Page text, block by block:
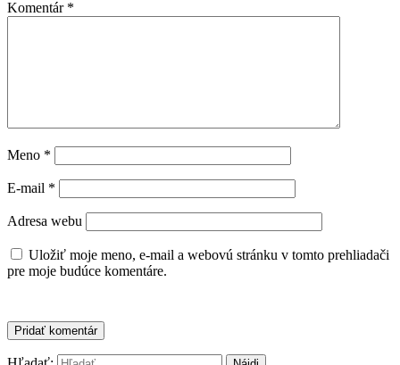
Komentár *
Meno *
E-mail *
Adresa webu
Uložiť moje meno, e-mail a webovú stránku v tomto prehliadači
pre moje budúce komentáre.